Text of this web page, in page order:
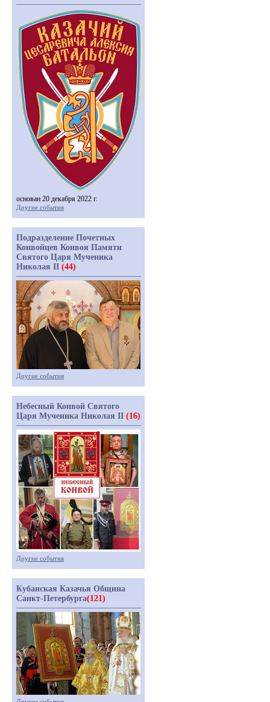
основан 20 декабря 2022 г.
Другие события
Подразделение Почетных
Конвойцев Конвоя Памяти
Святого Царя Мученика
Николая II (44)
Другие события
Небесный Конвой Святого
Царя Мученика Николая II (16)
Другие события
Кубанская Казачья Община
Санкт-Петербурга(121)